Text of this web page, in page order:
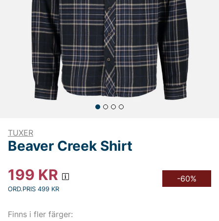
TUXER
Beaver Creek Shirt
199 KR
ORD.PRIS 499 KR
-60%
Finns i fler färger: